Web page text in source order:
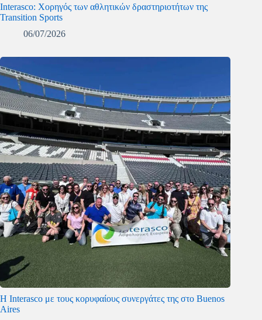
Interasco: Χορηγός των αθλητικών δραστηριοτήτων της
Transition Sports
06/07/2026
Η Interasco με τους κορυφαίους συνεργάτες της στο Buenos
Aires